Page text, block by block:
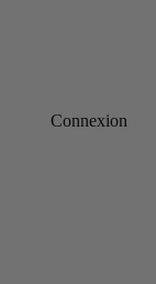
Connexion